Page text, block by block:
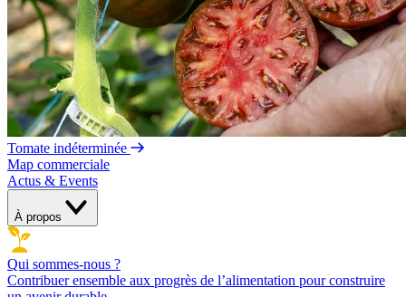
Tomate indéterminée
Map commerciale
Actus & Events
À propos
Qui sommes-nous ?
Contribuer ensemble aux progrès de l’alimentation pour construire